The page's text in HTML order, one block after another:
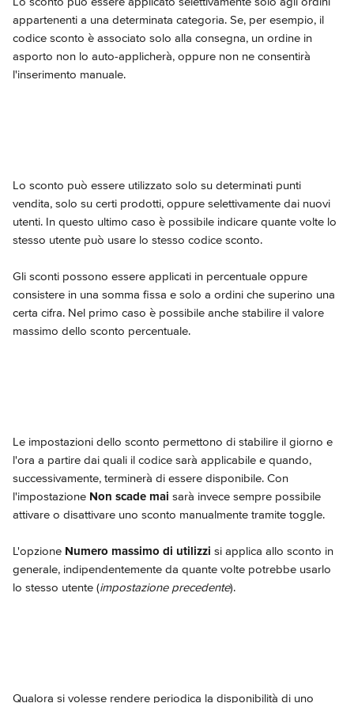
appartenenti a una determinata categoria. Se, per esempio, il
codice sconto è associato solo alla consegna, un ordine in
asporto non lo auto-applicherà, oppure non ne consentirà
l'inserimento manuale.
Lo sconto può essere utilizzato solo su determinati punti
vendita, solo su certi prodotti, oppure selettivamente dai nuovi
utenti. In questo ultimo caso è possibile indicare quante volte lo
stesso utente può usare lo stesso codice sconto.
Gli sconti possono essere applicati in percentuale oppure
consistere in una somma fissa e solo a ordini che superino una
certa cifra. Nel primo caso è possibile anche stabilire il valore
massimo dello sconto percentuale.
Le impostazioni dello sconto permettono di stabilire il giorno e
l'ora a partire dai quali il codice sarà applicabile e quando,
successivamente, terminerà di essere disponibile. Con
l'impostazione Non scade mai sarà invece sempre possibile
attivare o disattivare uno sconto manualmente tramite toggle.
L'opzione Numero massimo di utilizzi si applica allo sconto in
generale, indipendentemente da quante volte potrebbe usarlo
lo stesso utente (impostazione precedente).
Qualora si volesse rendere periodica la disponibilità di uno